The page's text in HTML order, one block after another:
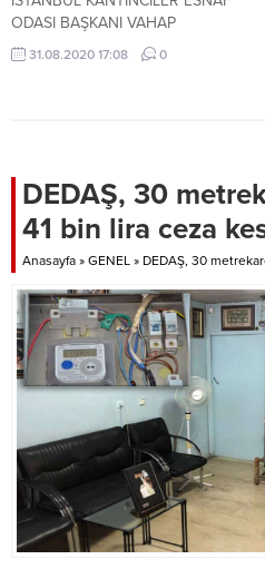
ODASI BAŞKANI VAHAP
OSMANOĞLU, “KANTİN
KREDİLERİN ÖDEMESİNİN
ERTELENMESİ VE BAĞKUR
ÖDEMELERİNİN PANDEMİ
GEREKİYOR” DEDİ
31.08.2020 17:08 0
DEDAŞ, 30
41 bin lira ceza
Anasayfa » GENEL » DEDAŞ, 30